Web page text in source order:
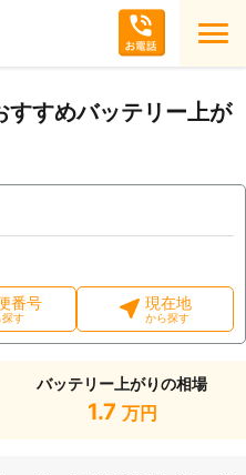
すすめバッテリー上が
番号
す
現在地
から探す
バッテリー上がりの相場
1.7 万円